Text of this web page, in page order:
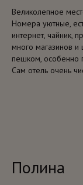
Великолепное
Номера уютные,
интернет, чайник,
много магазинов
пешком, особенно
Сам отель очень
Полина